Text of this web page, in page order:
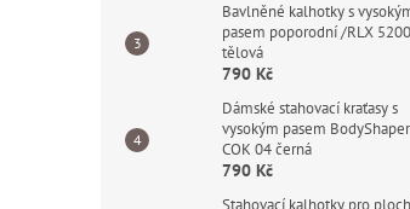
Bavlněné kalhotky s
pasem poporodní /RLX 5200
tělová
790 Kč
Dámské stahovací kraťasy s
vysokým pasem BodyShaper
COK 04 černá
790 Kč
Stahovací kalhotky pro